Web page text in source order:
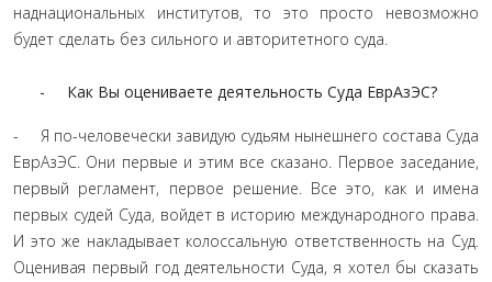
наднациональных институтов, то это просто невозможно
будет сделать без силь­ного и авторитетного суда.
- Как Вы оцениваете деятельность Суда ЕврАзЭС?
- Я по-человечески завидую судьям нынешнего состава Суда
ЕврАзЭС. Они первые и этим все сказано. Первое заседа­ние,
первый регламент, первое решение. Все это, как и имена
первых судей Суда, войдет в историю международного права.
И это же накладывает колоссальную ответственность на Суд.
Оценивая первый год деятельности Суда, я хотел бы сказать